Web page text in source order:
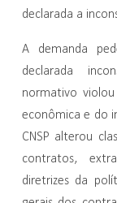
declarada a
A demanda
declarada
normativo
econômica e do
CNSP alterou
contratos,
diretrizes da